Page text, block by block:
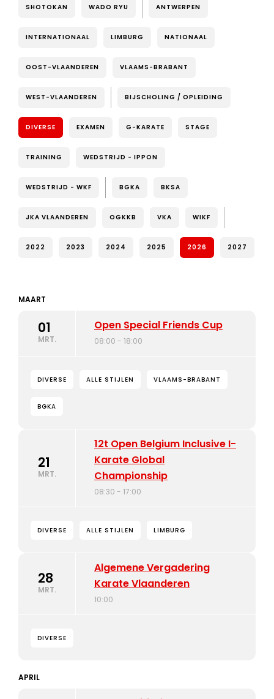
SHOTOKAN WADO RYU ANTWERPEN
INTERNATIONAAL LIMBURG NATIONAAL
OOST-VLAANDEREN VLAAMS-BRABANT
WEST-VLAANDEREN BIJSCHOLING / OPLEIDING
DIVERSE EXAMEN G-KARATE STAGE
TRAINING WEDSTRIJD - IPPON
WEDSTRIJD - WKF BGKA BKSA
JKA VLAANDEREN OGKKB VKA WIKF
2022 2023 2024 2025 2026 2027
MAART
01
MRT.
Open Special Friends Cup
08:00 - 18:00
DIVERSE ALLE STIJLEN VLAAMS-BRABANT
BGKA
21
MRT.
12t Open Belgium Inclusive I-
Karate Global
Championship
08:30 - 17:00
DIVERSE ALLE STIJLEN LIMBURG
28
MRT.
Algemene Vergadering
Karate Vlaanderen
10:00
DIVERSE
APRIL